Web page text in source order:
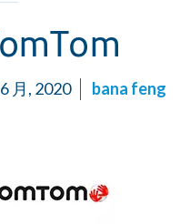
月, 2020 bana feng